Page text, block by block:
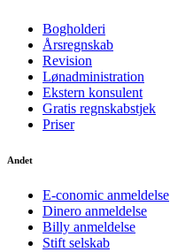
Bogholderi
Årsregnskab
Revision
Lønadministration
Ekstern konsulent
Gratis regnskabstjek
Priser
Andet
E-conomic anmeldelse
Dinero anmeldelse
Billy anmeldelse
Stift selskab